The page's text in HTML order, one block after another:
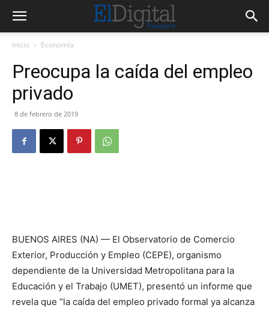
Inicio Economía
Preocupa la caída del empleo
privado
8 de febrero de 2019
BUENOS AIRES (NA) — El Observatorio de Comercio
Exterior, Producción y Empleo (CEPE), organismo
dependiente de la Universidad Metropolitana para la
Educación y el Trabajo (UMET), presentó un informe que
revela que “la caída del empleo privado formal ya alcanza